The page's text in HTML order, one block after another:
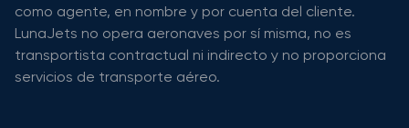
como agente, en nombre y por cuenta del cliente.
LunaJets no opera aeronaves por sí misma, no es
transportista contractual ni indirecto y no proporciona
servicios de transporte aéreo.